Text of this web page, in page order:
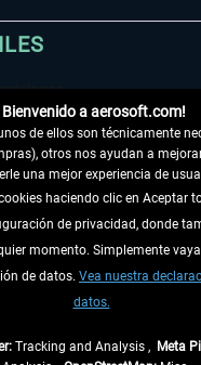
Bienvenido a aerosoft.com!
de ellos son técnicamente
otros nos ayudan a
una mejor experiencia de
haciendo clic en Aceptar
de privacidad, donde
momento. Simplemente
de datos. Vea nuestra
datos.
Tracking and Analysis , Meta